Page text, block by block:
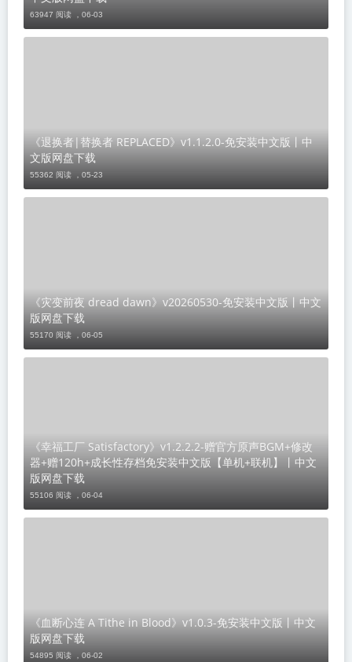
63947 阅读 ， 06-03
《退换者|替换者 REPLACED》v1.1.2.0-免安装中文版丨中
文版网盘下载
55362 阅读 ， 05-23
《灾变前夜 dread dawn》v20260530-免安装中文版丨中文
版网盘下载
55170 阅读 ， 06-05
《幸福工厂 Satisfactory》v1.2.2.2-赠官方原声BGM+修改
器+赠120h+成长性存档免安装中文版【单机+联机】丨中文
版网盘下载
55106 阅读 ， 06-04
《血断心连 A Tithe in Blood》v1.0.3-免安装中文版丨中文
版网盘下载
54895 阅读 ， 06-02